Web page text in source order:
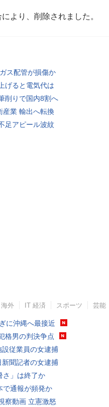
より、削除されました。
ス配管が損傷か
げると電気代は
削りで国内8割へ
産業 輸出へ転換
足アピール波紋
海外 IT 経済 スポーツ 芸能
に沖縄へ最接近
格男の判決争点
従業員の女逮捕
聞記者の女逮捕
さ」は終了か
で通報が頻発か
察動画 立憲激怒